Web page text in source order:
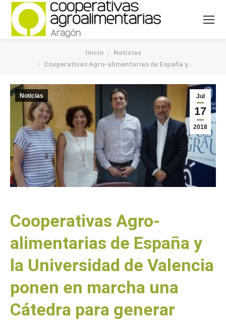
Inicio
Noticias
Cooperativas Agro-alimentarias de España y…
Jul
17
2018
Noticias
Cooperativas Agro-
alimentarias de España y
la Universidad de Valencia
ponen en marcha una
Cátedra para generar